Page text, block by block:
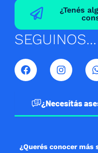
¿Tenés
SEGUINOS...
F
a
c
I
n
s
a
¿Necesitás
¿Querés conocer más